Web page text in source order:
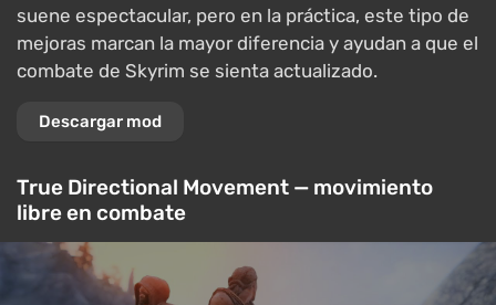
suene espectacular, pero en la práctica, este tipo de
mejoras marcan la mayor diferencia y ayudan a que el
combate de Skyrim se sienta actualizado.
Descargar mod
True Directional Movement — movimiento
libre en combate